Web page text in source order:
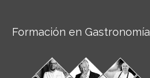
Formación en Gastronomía